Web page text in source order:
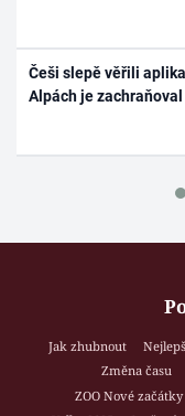
Češi slepě věřili
Alpách je
Jak zhubnout
Změna času
ZOO Nové začátky